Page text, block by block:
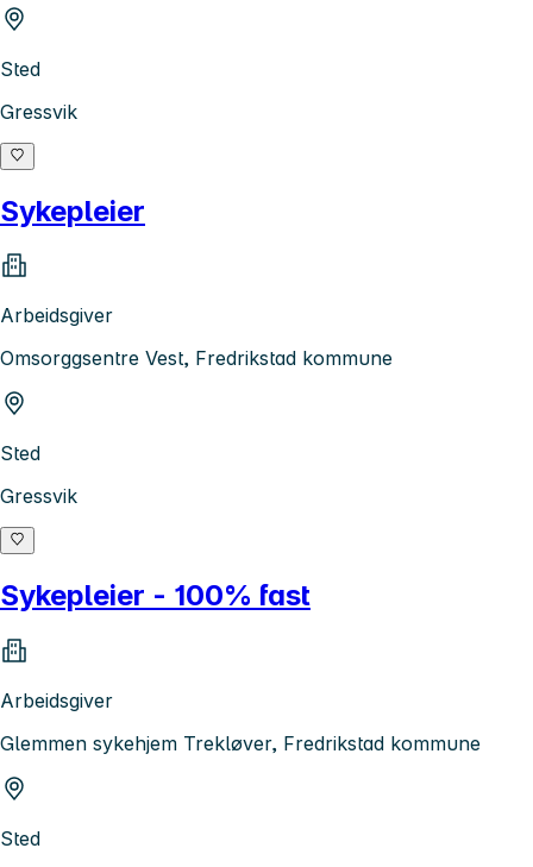
Sted
Gressvik
Sykepleier
Arbeidsgiver
Omsorggsentre Vest, Fredrikstad kommune
Sted
Gressvik
Sykepleier - 100% fast
Arbeidsgiver
Glemmen sykehjem Trekløver, Fredrikstad kommune
Sted